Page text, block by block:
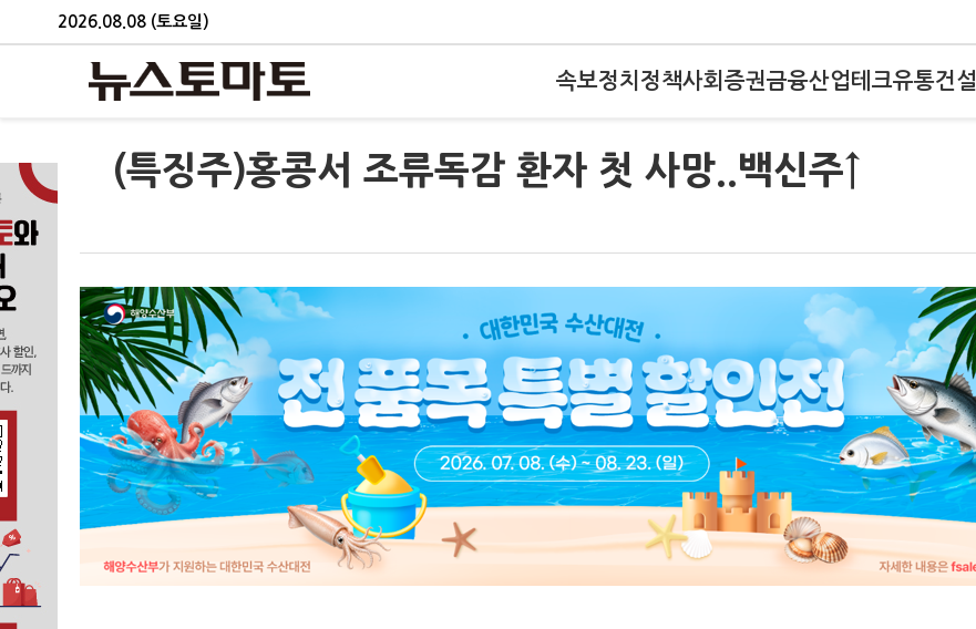
2026.08.08 (토요일)
속보정치 정책사회 증권금융산업테크유통건설
(특징주)홍콩서 조류독감 환자 첫 사망..백신주↑